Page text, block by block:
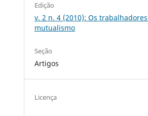
Edição
v. 2 n. 4 (2010): Os
mutualismo
Seção
Artigos
Licença